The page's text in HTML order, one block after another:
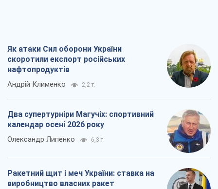
Як атаки Сил оборони України
скоротили експорт російських
нафтопродуктів
Андрій Клименко 2,2 т.
Два супертурніри Магучіх: спортивний
календар осені 2026 року
Олександр Липенко 6,3 т.
Ракетний щит і меч України: ставка на
виробництво власних ракет